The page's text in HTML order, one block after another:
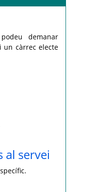
demanar
càrrec electe
al servei